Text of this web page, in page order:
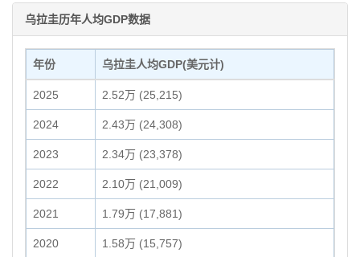
乌拉圭历年人均GDP数据
年份 乌拉圭人均GDP(美元计)
2025 2.52万 (25,215)
2024 2.43万 (24,308)
2023 2.34万 (23,378)
2022 2.10万 (21,009)
2021 1.79万 (17,881)
2020 1.58万 (15,757)